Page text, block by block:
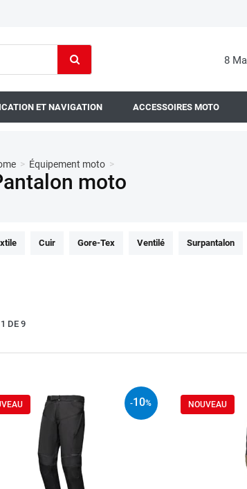
8
ET NAVIGATION ACCESSOIRES MOTO
> Équipement moto >
moto
Cuir Gore-Tex Ventilé Surpantalon
DE 9
-10% NOUVEAU